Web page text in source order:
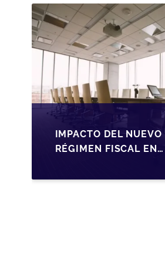
IMPACTO DEL NUEVO
RÉGIMEN FISCAL EN
PYMES EN ESPAÑA